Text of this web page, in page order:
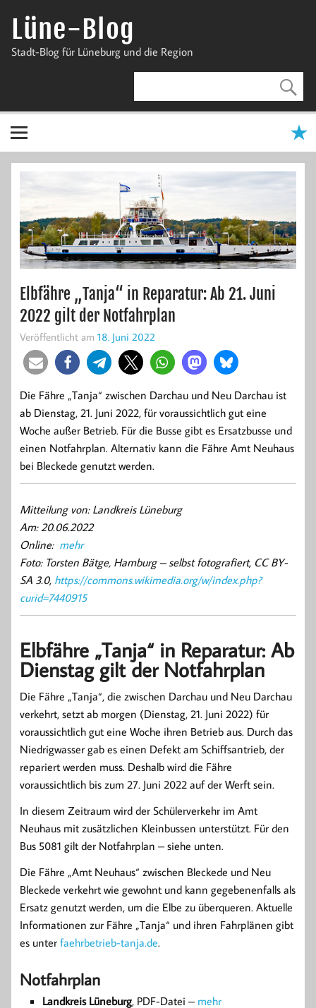
InhaltLüne-Blog
Stadt-Blog für Lüneburg und die Region
Elbfähre „Tanja“ in Reparatur: Ab 21. Juni
2022 gilt der Notfahrplan
Veröffentlicht am 18. Juni 2022
Die Fähre „Tanja“ zwischen Darchau und Neu Darchau ist
ab Dienstag, 21. Juni 2022, für voraussichtlich gut eine
Woche außer Betrieb. Für die Busse gibt es Ersatzbusse und
einen Notfahrplan. Alternativ kann die Fähre Amt Neuhaus
bei Bleckede genutzt werden.
Mitteilung von: Landkreis Lüneburg
Am: 20.06.2022
Online: mehr
Foto: Torsten Bätge, Hamburg – selbst fotografiert, CC BY-
SA 3.0, https://commons.wikimedia.org/w/index.php?
curid=7440915
Elbfähre „Tanja“ in Reparatur: Ab
Dienstag gilt der Notfahrplan
Die Fähre „Tanja“, die zwischen Darchau und Neu Darchau
verkehrt, setzt ab morgen (Dienstag, 21. Juni 2022) für
voraussichtlich gut eine Woche ihren Betrieb aus. Durch das
Niedrigwasser gab es einen Defekt am Schiffsantrieb, der
repariert werden muss. Deshalb wird die Fähre
voraussichtlich bis zum 27. Juni 2022 auf der Werft sein.
In diesem Zeitraum wird der Schülerverkehr im Amt
Neuhaus mit zusätzlichen Kleinbussen unterstützt. Für den
Bus 5081 gilt der Notfahrplan – siehe unten.
Die Fähre „Amt Neuhaus“ zwischen Bleckede und Neu
Bleckede verkehrt wie gewohnt und kann gegebenenfalls als
Ersatz genutzt werden, um die Elbe zu überqueren. Aktuelle
Informationen zur Fähre „Tanja“ und ihren Fahrplänen gibt
es unter faehrbetrieb-tanja.de.
Notfahrplan
Landkreis Lüneburg, PDF-Datei – mehr